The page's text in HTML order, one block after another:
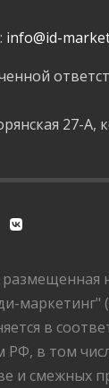
info@id-
27-А,
маркетинг"
в
РФ, в том
и смежных